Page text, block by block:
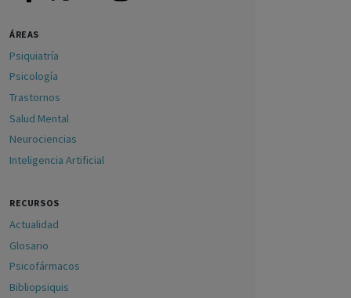
ÁREAS
Psiquiatría
Psicología
Trastornos
Salud Mental
Neurociencias
Inteligencia Artificial
RECURSOS
Actualidad
Glosario
Psicofármacos
Bibliopsiquis